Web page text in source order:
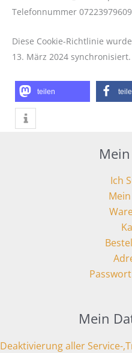
Telefonnummer
Diese Cookie-Richtlinie
13. März 2024 synchronisiert.
teilen
Ich
Mein
Deaktivierung aller Service-